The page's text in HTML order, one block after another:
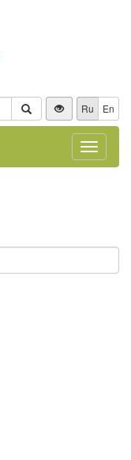
Ru En
Toggle